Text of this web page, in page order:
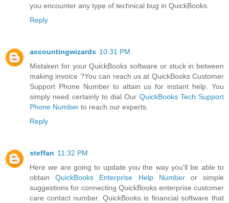
you encounter any type of technical bug in QuickBooks.
Reply
accountingwizards 10:31 PM
Mistaken for your QuickBooks software or stuck in between
making invoice ?You can reach us at QuickBooks Customer
Support Phone Number to attain us for instant help. You
simply need certainly to dial Our QuickBooks Tech Support
Phone Number to reach our experts.
Reply
steffan 11:32 PM
Here we are going to update you the way you'll be able to
obtainQuickBooks Enterprise Help Numberor simple
suggestions for connecting QuickBooks enterprise customer
care contact number. QuickBooks is financial software that